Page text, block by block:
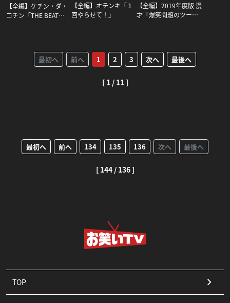
【全編】ケチン・ダ・
コチン「THE BEAT
【全編】オテンキ「１
回やらせて！」
【全編】2019年度版 漫
才「爆笑問題のツーシ
最初へ 前へ 1 2 3 次へ 最後へ
[ 1 / 11 ]
最初へ 前へ 134 135 136 次へ 最後へ
[ 144 / 136 ]
TOP